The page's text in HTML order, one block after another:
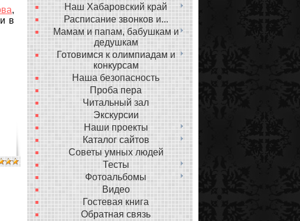
,
в
Наш Хабаровский край
Расписание звонков и...
Мамам и папам, бабушкам и
дедушкам
Готовимся к олимпиадам и
конкурсам
Наша безопасность
Проба пера
Читальный зал
Экскурсии
Наши проекты
Каталог сайтов
Советы умных людей
Тесты
Фотоальбомы
Видео
Гостевая книга
Обратная связь